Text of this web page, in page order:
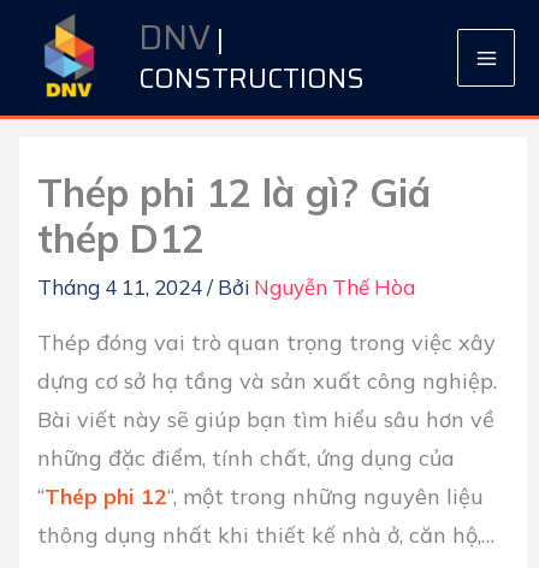
DNV|
CONSTRUCTIONS
Thép phi 12 là gì? Giá
thép D12
Tháng 4 11, 2024/ Bởi Nguyễn Thế Hòa
Thép đóng vai trò quan trọng trong việc xây
dựng cơ sở hạ tầng và sản xuất công nghiệp.
Bài viết này sẽ giúp bạn tìm hiểu sâu hơn về
những đặc điểm, tính chất, ứng dụng của
“Thép phi 12“, một trong những nguyên liệu
thông dụng nhất khi thiết kế nhà ở, căn hộ,…